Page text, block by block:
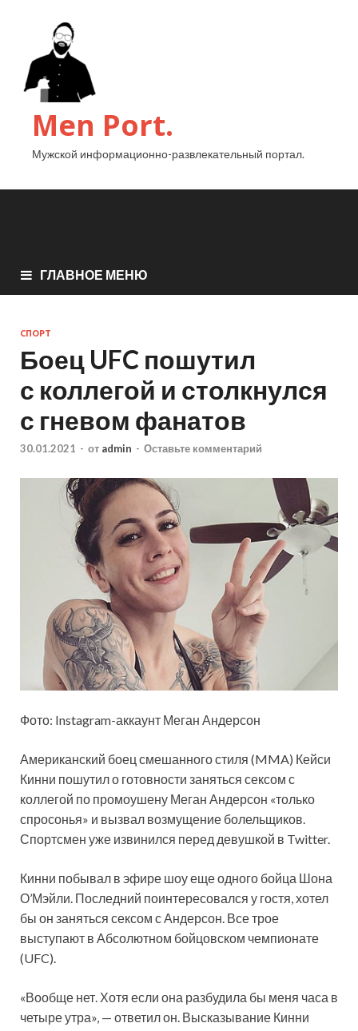
Men Port.
Мужской информационно-развлекательный портал.
ГЛАВНОЕ МЕНЮ
СПОРТ
Боец UFC пошутил
с коллегой и столкнулся
с гневом фанатов
30.01.2021 - от admin - Оставьте комментарий
Фото: Instagram-аккаунт Меган Андерсон
Американский боец смешанного стиля (MMA) Кейси
Кинни пошутил о готовности заняться сексом с
коллегой по промоушену Меган Андерсон «только
спросонья» и вызвал возмущение болельщиков.
Спортсмен уже извинился перед девушкой в Twitter.
Кинни побывал в эфире шоу еще одного бойца Шона
О’Мэйли. Последний поинтересовался у гостя, хотел
бы он заняться сексом с Андерсон. Все трое
выступают в Абсолютном бойцовском чемпионате
(UFC).
«Вообще нет. Хотя если она разбудила бы меня часа в
четыре утра», — ответил он. Высказывание Кинни